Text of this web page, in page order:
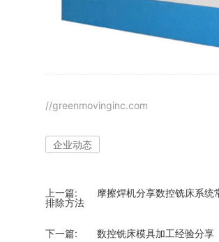
//greenmovinginc.com
企业动态
上一篇:
摩擦焊机分享数控铣床系统
排除方法
下一篇: 数控铣床模具加工经验分享